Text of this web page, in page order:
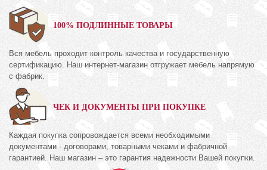
100% ПОДЛИННЫЕ ТОВАРЫ
Вся мебель проходит контроль качества и государственную
сертификацию. Наш интернет-магазин отгружает мебель напрямую
с фабрик.
ЧЕК И ДОКУМЕНТЫ ПРИ ПОКУПКЕ
Каждая покупка сопровождается всеми необходимыми
документами - договорами, товарными чеками и фабричной
гарантией. Наш магазин – это гарантия надежности Вашей покупки.